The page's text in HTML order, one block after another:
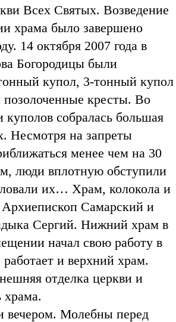
Всех Святых. Возведение
храма было завершено
14 октября 2007 года в
Богородицы были
купол, 3-тонный купол
позолоченные кресты. Во
куполов собралась большая
Несмотря на запреты
менее чем на 30
люди вплотную обступили
их… Храм, колокола и
Самарский и
Сергий. Нижний храм в
начал свою работу в
и верхний храм.
отделка церкви и
храма.
вечером. Молебны перед